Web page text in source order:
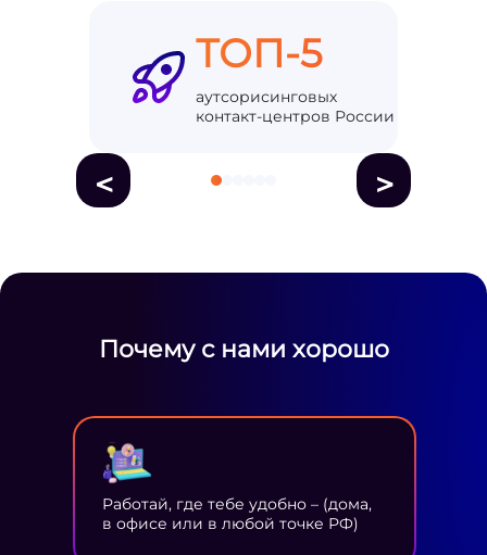
ТОП-5
аутсорисинговых
контакт-центров России
< >
Почему с нами хорошо
Работай, где тебе удобно – (дома,
в офисе или в любой точке РФ)